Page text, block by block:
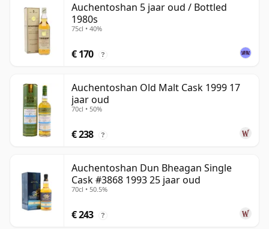
Auchentoshan 5 jaar oud / Bottled
1980s
75cl • 40%
€ 170 ?
Auchentoshan Old Malt Cask 1999 17
jaar oud
70cl • 50%
€ 238 ?
Auchentoshan Dun Bheagan Single
Cask #3868 1993 25 jaar oud
70cl • 50.5%
€ 243 ?